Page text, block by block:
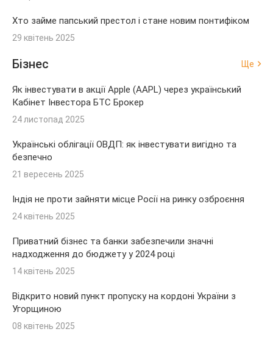
Хто займе папський престол і стане новим понтифіком
29 квітень 2025
Бізнес Ще
Як інвестувати в акції Apple (AAPL) через український
Кабінет Інвестора БТС Брокер
24 листопад 2025
Українські облігації ОВДП: як інвестувати вигідно та
безпечно
21 вересень 2025
Індія не проти зайняти місце Росії на ринку озброєння
24 квітень 2025
Приватний бізнес та банки забезпечили значні
надходження до бюджету у 2024 році
14 квітень 2025
Відкрито новий пункт пропуску на кордоні України з
Угорщиною
08 квітень 2025